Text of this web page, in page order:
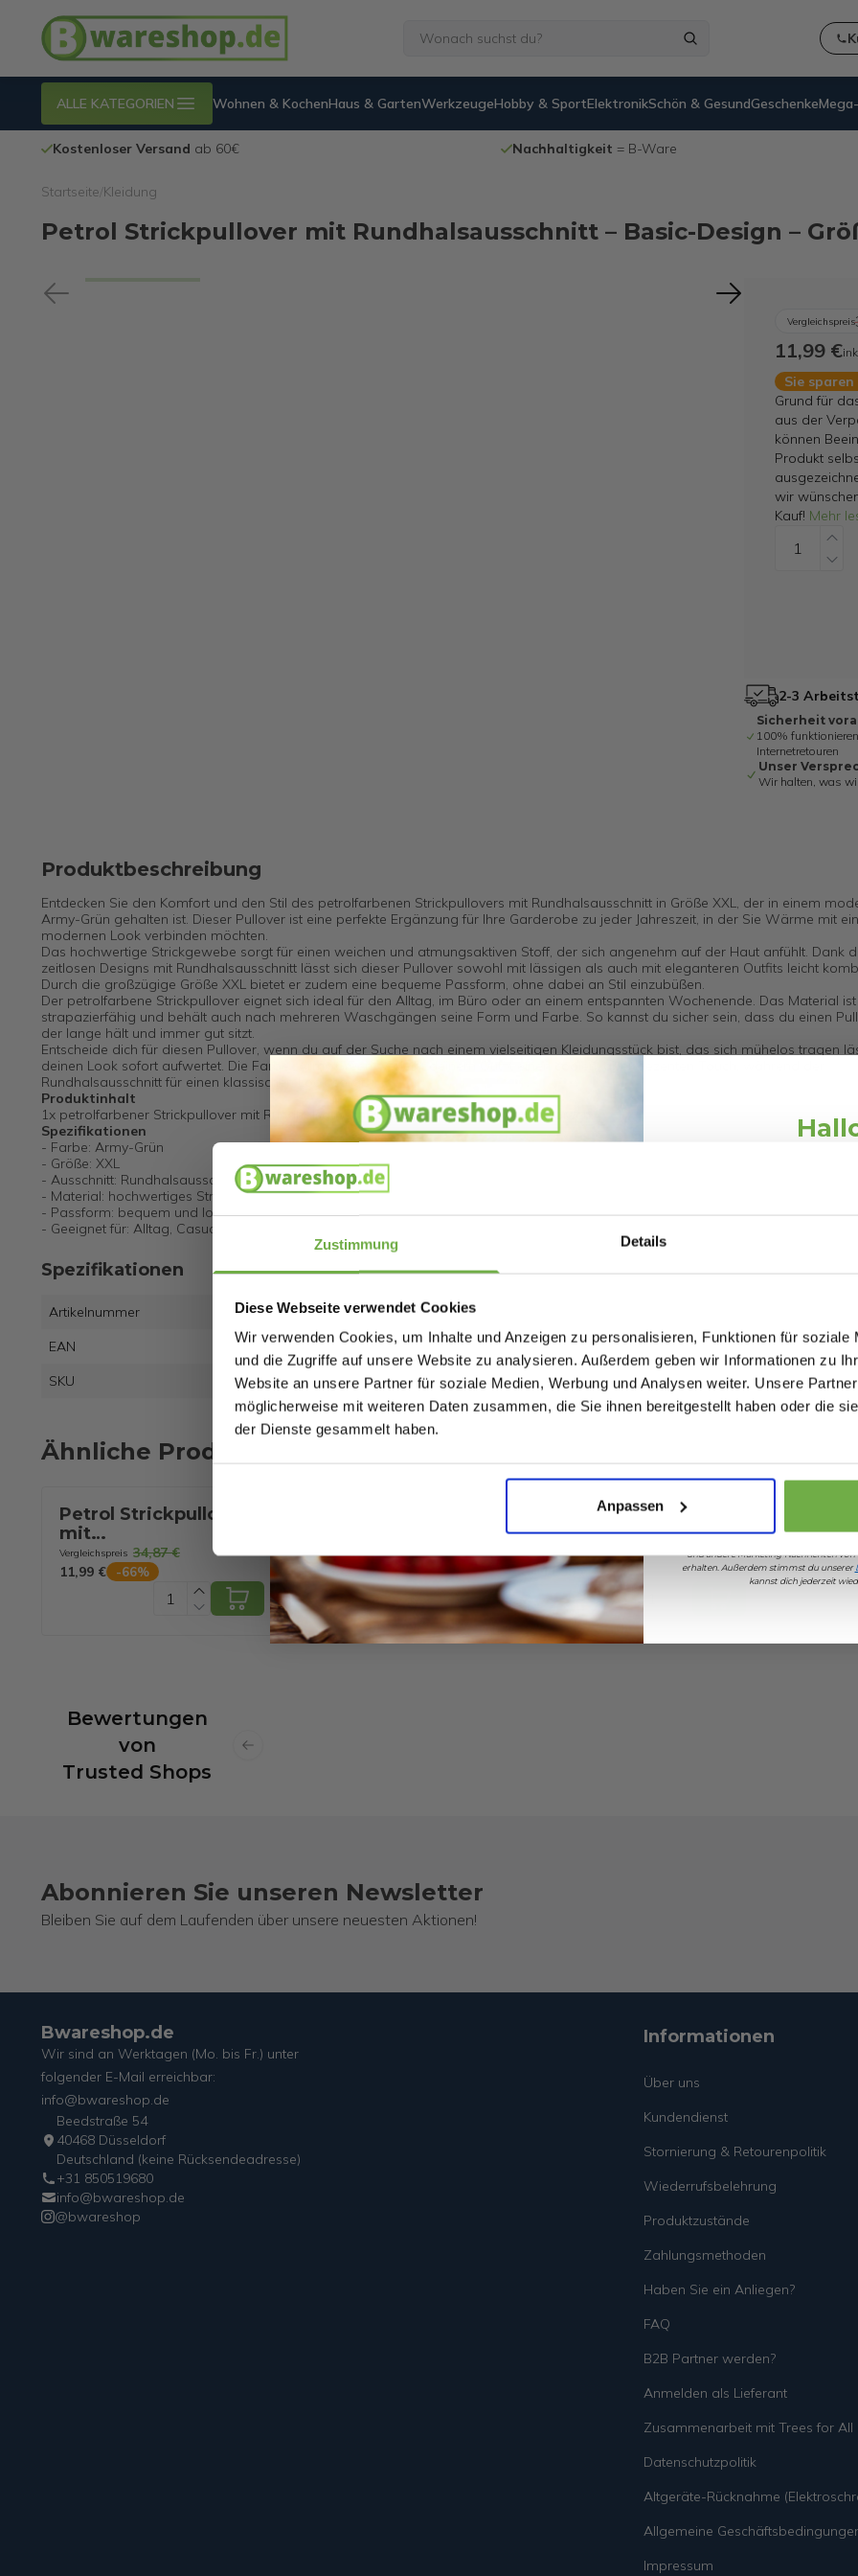
Zustimmung Details
Diese Webseite verwendet Cookies
Wir verwenden Cookies, um Inhalte und Anzeigen zu personalisieren, Funktionen für soziale
und die Zugriffe auf unsere Website zu analysieren. Außerdem geben wir Informationen zu
Website an unsere Partner für soziale Medien, Werbung und Analysen weiter. Unsere
möglicherweise mit weiteren Daten zusammen, die Sie ihnen bereitgestellt haben oder die
der Dienste gesammelt haben.
Anpassen
ALLE KATEGORIEN Wohnen & KochenHaus & GartenWerkzeugeHobby & SportElektronikSchön & GesundGeschenke
Nachhaltigkeit= B-Ware 100% funktionierende
Startseite Kleidung
Petrol Strickpullover mit Rundhalsausschnitt – Basic-Design –
Vergleichspreis
11,99 €
Sie sparen
Grund für
aus der
können
Produkt
wir
Kauf! Mehr
2-3
Sicherheit
100%
Internetretouren
Unser
Wir halten, was
Produktbeschreibung
Entdecken Sie den Komfort und den Stil des petrolfarbenen Strickpullovers mit Rundhalsausschnitt in Größe XXL, der in einem
Army-Grün gehalten ist. Dieser Pullover ist eine perfekte Ergänzung für Ihre Garderobe zu jeder Jahreszeit, in der Sie Wärme mit
modernen Look verbinden möchten.
Das hochwertige Strickgewebe sorgt für einen weichen und atmungsaktiven Stoff, der sich angenehm auf der Haut anfühlt. Dank
zeitlosen Designs mit Rundhalsausschnitt lässt sich dieser Pullover sowohl mit lässigen als auch mit eleganteren Outfits leicht
Durch die großzügige Größe XXL bietet er zudem eine bequeme Passform, ohne dabei an Stil einzubüßen.
Der petrolfarbene Strickpullover eignet sich ideal für den Alltag, im Büro oder an einem entspannten Wochenende. Das Material ist
strapazierfähig und behält auch nach mehreren Waschgängen seine Form und Farbe. So kannst du sicher sein, dass du einen
der lange hält und immer gut sitzt.
Entscheide dich für diesen Pullover, wenn du auf der Suche nach einem vielseitigen Kleidungsstück bist, das sich mühelos tragen
deinen Look sofort aufwertet. Die Farbe „Army Green“ verleiht deinem Outfit einen coolen, aber dezenten Touch, während der
Rundhalsausschnitt für einen klassischen Look sorgt.
Produktinhalt
1x petrolfarbener Strickpullover mit Rundhalsausschnitt in Größe XXL, Farbe Army Green.
Spezifikationen
- Farbe: Army-Grün
- Größe: XXL
- Ausschnitt: Rundhalsausschnitt
- Material: hochwertiges Strickgewebe
- Passform: bequem und locker sitzend
- Geeignet für: Alltag, Casual und Smart Casual
Spezifikationen
Artikelnummer
EAN
8721112232333
SKU
8821060007034
Ähnliche Produkte
Petrol Strickpullover
mit
Rundhalsausschnitt –
Basic-Design – Größe
XXL – Deep Black
Vergleichspreis 34,87 €
11,99 €
-66%
Strickkragen – Größe
M – Deep Black
39,00 €
10,99 €
-72%
Petrol Industries –
Herren-Pullover
„Buffalo“ mit
Melange-Muster –
Blau – Größe S
44,99 €
11,99 €
-73%
Größe
19,99 €
-
Bewertungen
von
Trusted Shops
Previous slide
Abonnieren Sie unseren Newsletter
Bleiben Sie auf dem Laufenden über unsere neuesten Aktionen!
Bwareshop.de
Wir sind an Werktagen (Mo. bis Fr.) unter
folgender E-Mail erreichbar:
info@bwareshop.de
Beedstraße 54
40468 Düsseldorf
Deutschland (keine Rücksendeadresse)
+31 850519680
info@bwareshop.de
@bwareshop
Informationen
Über uns
Kundendienst
Stornierung & Retourenpolitik
Wiederrufsbelehrung
Produktzustände
Zahlungsmethoden
Haben Sie ein Anliegen?
FAQ
B2B Partner werden?
Anmelden als Lieferant
Zusammenarbeit mit Trees for All
Datenschutzpolitik
Altgeräte-Rücknahme
Allgemeine
Impressum
Rabatten bis
Sicher dir 5
und andere Marketing-Nachrichten von
erhalten. Außerdem stimmst du unserer
kannst dich jederzeit